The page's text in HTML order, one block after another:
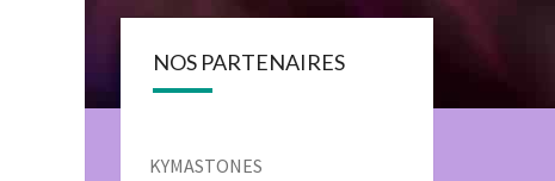
NOS PARTENAIRES
KYMASTONES